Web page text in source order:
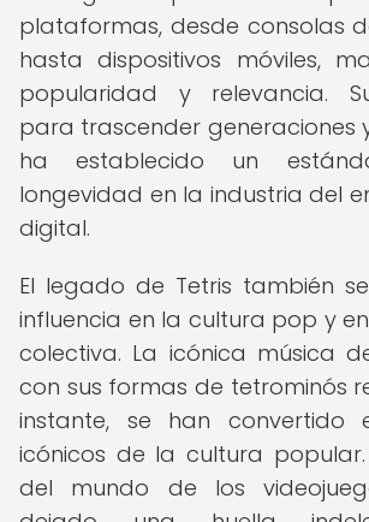
plataformas, desde consolas
hasta dispositivos móviles,
popularidad y relevancia.
para trascender generaciones
ha establecido un
longevidad en la industria del
digital.
El legado de Tetris también
influencia en la cultura pop y
colectiva. La icónica música
con sus formas de tetrominós
instante, se han convertido
icónicos de la cultura
del mundo de los